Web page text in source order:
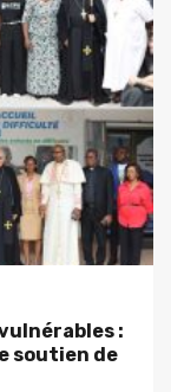
:
soutien de